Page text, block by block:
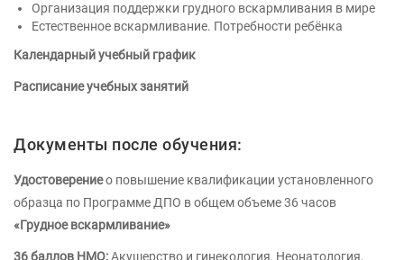
Организация поддержки грудного вскармливания в мире
Естественное вскармливание. Потребности ребёнка
Календарный учебный график
Расписание учебных занятий
Документы после обучения:
Удостоверениео повышение квалификации установленного
образца по Программе ДПО в общем объеме 36 часов
«Грудное вскармливание»
36 баллов НМО:Акушерство и гинекология, Неонатология,